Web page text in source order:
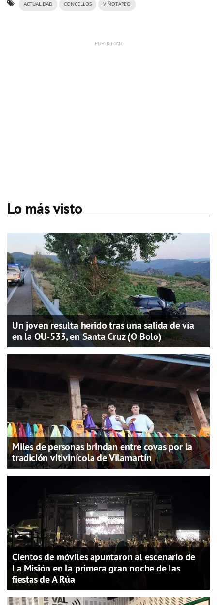
ACTUALIDAD CONCELLOS VIÑOTAPEO
Lo más visto
Un joven resulta herido tras una salida de vía
en la OU-533, en Santa Cruz (O Bolo)
Miles de personas brindan entre covas por la
tradición vitivinícola de Vilamartín
Cientos de móviles apuntaron al escenario de
La Misión en la primera gran noche de las
fiestas de A Rúa